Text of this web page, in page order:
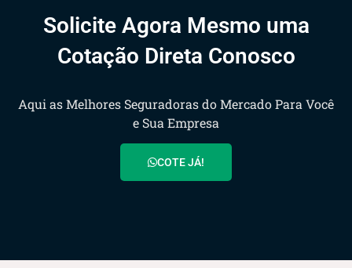
Solicite Agora Mesmo uma
Cotação Direta Conosco
Aqui as Melhores Seguradoras do Mercado Para Você
e Sua Empresa
COTE JÁ!